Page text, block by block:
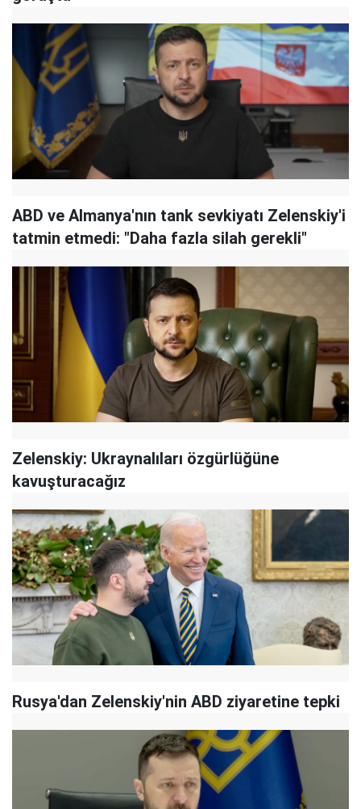
ABD ve Almanya'nın tank sevkiyatı Zelenskiy'i
tatmin etmedi: "Daha fazla silah gerekli"
Zelenskiy: Ukraynalıları özgürlüğüne
kavuşturacağız
Rusya'dan Zelenskiy'nin ABD ziyaretine tepki